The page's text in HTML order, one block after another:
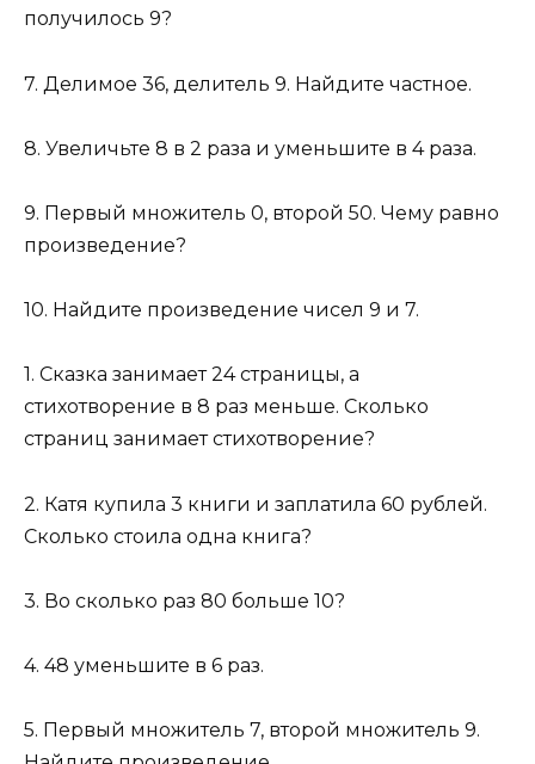
получилось 9?
7. Делимое 36, делитель 9. Найдите частное.
8. Увеличьте 8 в 2 раза и уменьшите в 4 раза.
9. Первый множитель 0, второй 50. Чему равно
произведение?
10. Найдите произведение чисел 9 и 7.
1. Сказка занимает 24 страницы, а
стихотворение в 8 раз меньше. Сколько
страниц занимает стихотворение?
2. Катя купила 3 книги и заплатила 60 рублей.
Сколько стоила одна книга?
3. Во сколько раз 80 больше 10?
4. 48 уменьшите в 6 раз.
5. Первый множитель 7, второй множитель 9.